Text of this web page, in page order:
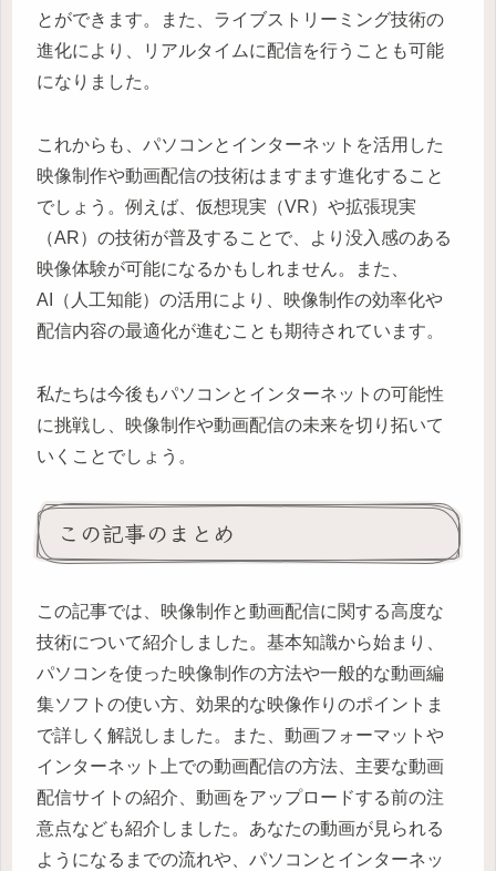
とができます。また、ライブストリーミング技術の
進化により、リアルタイムに配信を行うことも可能
になりました。
これからも、パソコンとインターネットを活用した
映像制作や動画配信の技術はますます進化すること
でしょう。例えば、仮想現実（VR）や拡張現実
（AR）の技術が普及することで、より没入感のある
映像体験が可能になるかもしれません。また、
AI（人工知能）の活用により、映像制作の効率化や
配信内容の最適化が進むことも期待されています。
私たちは今後もパソコンとインターネットの可能性
に挑戦し、映像制作や動画配信の未来を切り拓いて
いくことでしょう。
この記事のまとめ
この記事では、映像制作と動画配信に関する高度な
技術について紹介しました。基本知識から始まり、
パソコンを使った映像制作の方法や一般的な動画編
集ソフトの使い方、効果的な映像作りのポイントま
で詳しく解説しました。また、動画フォーマットや
インターネット上での動画配信の方法、主要な動画
配信サイトの紹介、動画をアップロードする前の注
意点なども紹介しました。あなたの動画が見られる
ようになるまでの流れや、パソコンとインターネッ